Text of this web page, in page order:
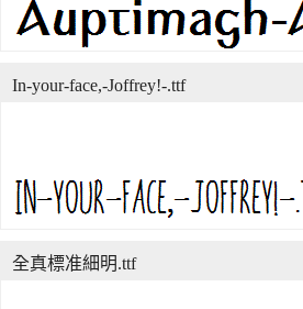
In-your-face,-Joffrey!-.ttf
全真標准細明.ttf